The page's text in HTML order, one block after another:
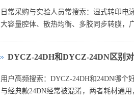
日常采购与实验人员常搜索：湿式转印电
大容量腔体、散热均衡、多胶同步转膜，
DYCZ-24DH和DYCZ-24DN区别
用户高频搜索：DYCZ-24DH和24DN哪个
与经典款24DN经常被混淆，两者耗材通